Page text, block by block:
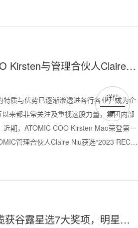
Kirsten与管理合伙人Claire分
质与优势已逐渐渗透进各行各业，成为企
来都非常关注及重视这股力量，集团内部
期，ATOMIC COO Kirsten Mao荣登第一
管理合伙人Claire Niu获选“2023 RECC
详情
谷露星选7大奖项，明星顾